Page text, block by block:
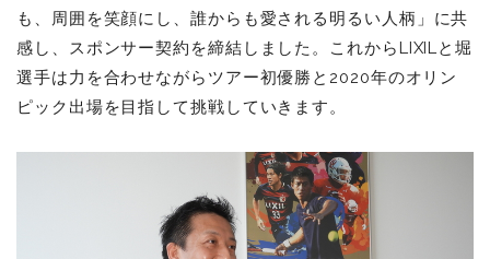
も、周囲を笑顔にし、誰からも愛される明るい人柄」に共
感し、スポンサー契約を締結しました。これからLIXILと堀
選手は力を合わせながらツアー初優勝と2020年のオリン
ピック出場を目指して挑戦していきます。